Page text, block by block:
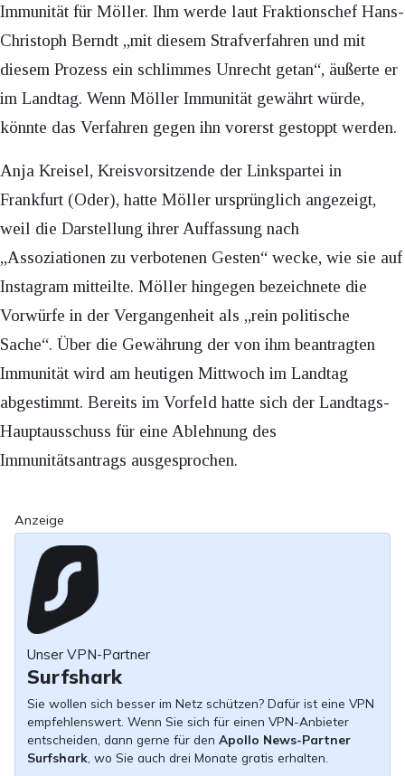
Immunität für Möller. Ihm werde laut Fraktionschef Hans-
Christoph Berndt „mit diesem Strafverfahren und mit
diesem Prozess ein schlimmes Unrecht getan“, äußerte er
im Landtag. Wenn Möller Immunität gewährt würde,
könnte das Verfahren gegen ihn vorerst gestoppt werden.
Anja Kreisel, Kreisvorsitzende der Linkspartei in
Frankfurt (Oder), hatte Möller ursprünglich angezeigt,
weil die Darstellung ihrer Auffassung nach
„Assoziationen zu verbotenen Gesten“ wecke, wie sie auf
Instagram mitteilte. Möller hingegen bezeichnete die
Vorwürfe in der Vergangenheit als „rein politische
Sache“. Über die Gewährung der von ihm beantragten
Immunität wird am heutigen Mittwoch im Landtag
abgestimmt. Bereits im Vorfeld hatte sich der Landtags-
Hauptausschuss für eine Ablehnung des
Immunitätsantrags ausgesprochen.
Anzeige
Unser VPN-Partner
Surfshark
Sie wollen sich besser im Netz schützen? Dafür ist eine VPN
empfehlenswert. Wenn Sie sich für einen VPN-Anbieter
entscheiden, dann gerne für den Apollo News-Partner
Surfshark, wo Sie auch drei Monate gratis erhalten.